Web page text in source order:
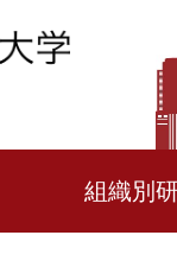
組織別